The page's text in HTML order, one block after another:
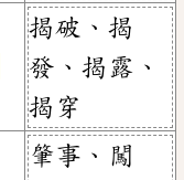
揭破、揭
發、揭露、
揭穿
肇事、闖